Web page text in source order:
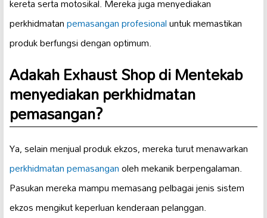
kereta serta motosikal. Mereka juga menyediakan
perkhidmatanpemasangan profesionaluntuk memastikan
produk berfungsi dengan optimum.
Adakah Exhaust Shop di Mentekab
menyediakan perkhidmatan
pemasangan?
Ya, selain menjual produk ekzos, mereka turut menawarkan
perkhidmatan pemasanganoleh mekanik berpengalaman.
Pasukan mereka mampu memasang pelbagai jenis sistem
ekzos mengikut keperluan kenderaan pelanggan.